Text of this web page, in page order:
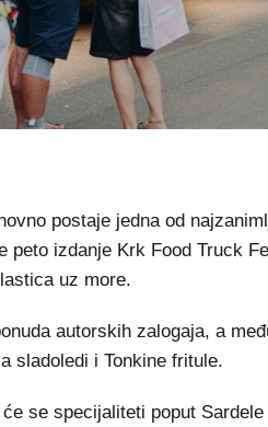
postaje jedna od
peto izdanje Krk Food Truck
uz more.
autorskih zalogaja, a
sladoledi i Tonkine fritule.
se specijaliteti poput